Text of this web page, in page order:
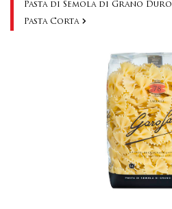
Pasta di Semola di Grano Duro
Pasta Corta